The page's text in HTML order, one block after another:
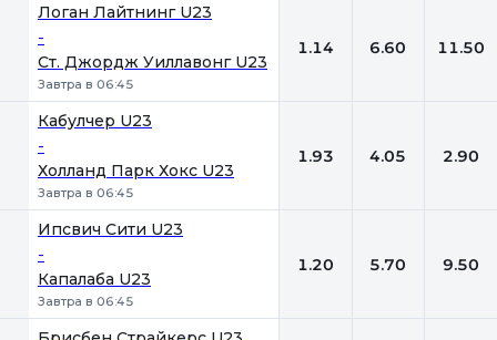
Логан Лайтнинг U23
-
Ст. Джордж Уиллавонг U23
Завтра в 06:45
1.14 6.60 11.50
Кабулчер U23
-
Холланд Парк Хокс U23
Завтра в 06:45
1.93 4.05 2.90
Ипсвич Сити U23
-
Капалаба U23
Завтра в 06:45
1.20 5.70 9.50